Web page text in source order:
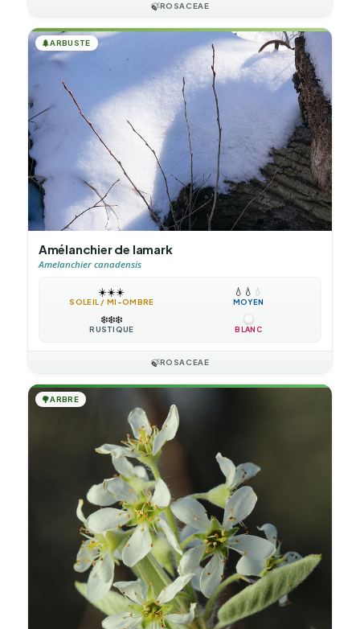
🍃ROSACEAE
🌲ARBUSTE
Amélanchier de lamark
Amelanchier canadensis
☀️☀️☀️
SOLEIL / MI-OMBRE
💧 💧 💧
MOYEN
❄️❄️❄️
RUSTIQUE BLANC
🍃ROSACEAE
🌳ARBRE